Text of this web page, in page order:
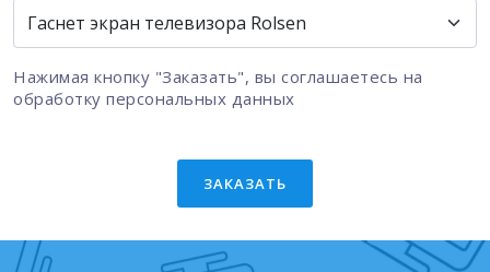
Нажимая кнопку "Заказать", вы соглашаетесь на
обработку персональных данных
ЗАКАЗАТЬ